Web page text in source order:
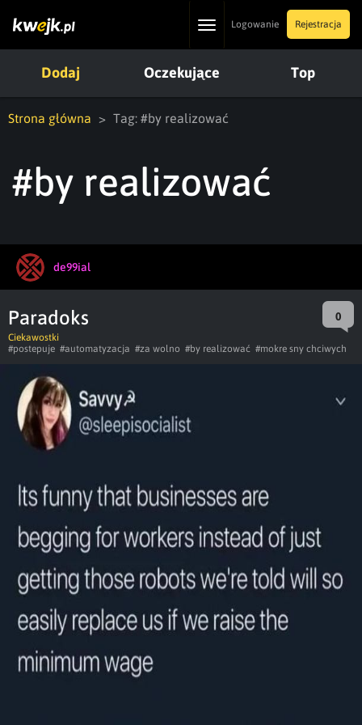
ToggleLogowanie Rejestracja
Dodaj Oczekujące Top
Strona główna Tag: #by realizować
#by realizować
de99ial
Paradoks 0
Ciekawostki
#postepuje #automatyzacja #za wolno #by realizować #mokre sny chciwych